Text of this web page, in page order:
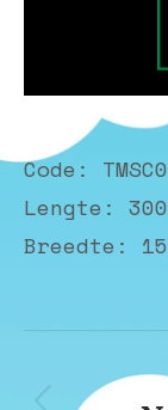
Code:
Lengte:
Breedte: